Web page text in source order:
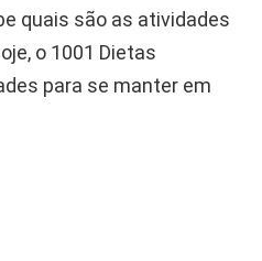
quais são as atividades
o 1001 Dietas
para se manter em